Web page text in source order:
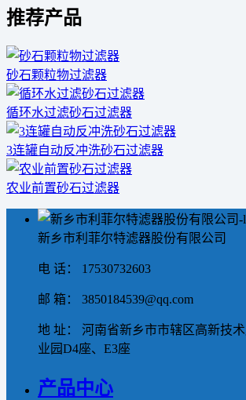
推荐产品
砂石颗粒物过滤器
循环水过滤砂石过滤器
3连罐自动反冲洗砂石过滤器
农业前置砂石过滤器
新乡市利菲尔特滤器股份有限公司
电 话： 17530732603
邮 箱： 3850184539@qq.com
地 址： 河南省新乡市市辖区高新技
业园D4座、E3座
产品中心